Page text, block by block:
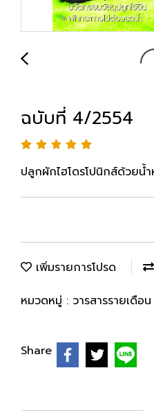
ฉบับที่ 4/2554
ปลูกผักไฮโดรโปนิกส์ด้วยน้
เพิ่มรายการโปรด
หมวดหมู่ : วารสารรายเดือน
Share